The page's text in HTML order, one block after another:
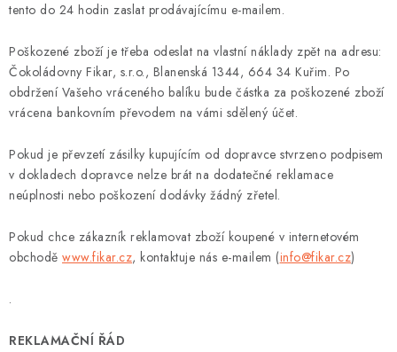
FUNKČNÍ ČOKOLÁDA
EXKURZE
Jak nakupovat Obchodní podmínky
Reklamace
tento do 24 hodin zaslat prodávajícímu e-mailem.
Poškozené zboží je třeba odeslat na vlastní náklady zpět na adresu:
Čokoládovny Fikar, s.r.o., Blanenská 1344, 664 34 Kuřim. Po
obdržení Vašeho vráceného balíku bude částka za poškozené zboží
vrácena bankovním převodem na vámi sdělený účet.
Pokud je převzetí zásilky kupujícím od dopravce stvrzeno podpisem
v dokladech dopravce nelze brát na dodatečné reklamace
neúplnosti nebo poškození dodávky žádný zřetel.
Pokud chce zákazník reklamovat zboží koupené v internetovém
obchodě www.fikar.cz, kontaktuje nás e-mailem (info@fikar.cz)
.
REKLAMAČNÍ ŘÁD